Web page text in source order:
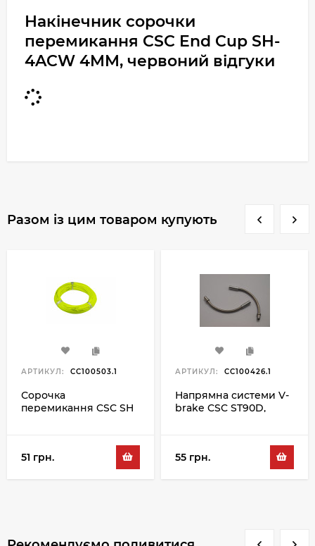
Накінечник сорочки
перемикання CSC End Cup SH-
4ACW 4MM, червоний відгуки
Разом із цим товаром купують
АРТИКУЛ: CC100503.1
Сорочка
перемикання CSC SH
51 грн.
АРТИКУЛ: CC100426.1
Напрямна системи V-
brake CSC ST90D,
55 грн.